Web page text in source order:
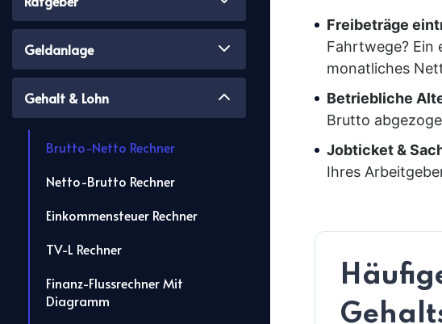
Geldanlage
Gehalt & Lohn
Brutto-Netto Rechner
Netto-Brutto Rechner
Einkommensteuer Rechner
TV-L Rechner
Finanz-Flussrechner Mit
Diagramm
Freibeträge
Fahrtwege? Ein
monatliches
Betriebliche
Brutto
Jobticket &
Ihres